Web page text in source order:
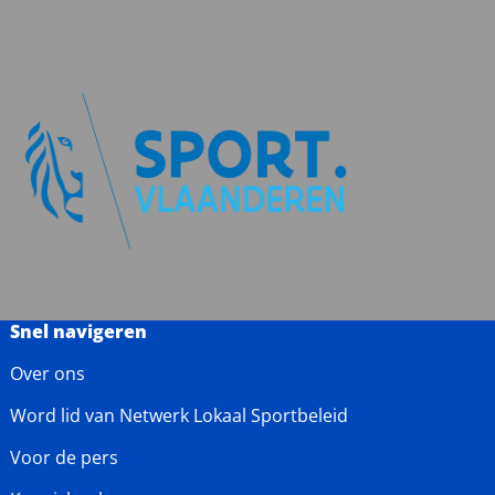
Snel navigeren
Over ons
Word lid van Netwerk Lokaal Sportbeleid
Voor de pers